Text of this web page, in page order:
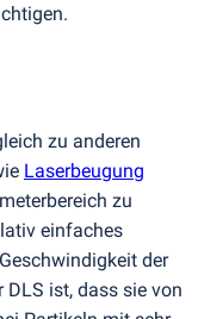
zu anderen
Laserbeugung
zu
einfaches
der
DLS ist, dass sie von